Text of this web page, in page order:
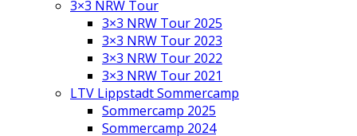
3×3 NRW Tour
3×3 NRW Tour 2025
3×3 NRW Tour 2023
3×3 NRW Tour 2022
3×3 NRW Tour 2021
LTV Lippstadt Sommercamp
Sommercamp 2025
Sommercamp 2024